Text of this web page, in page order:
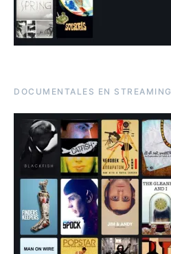
DOCUMENTALES EN STREAMING